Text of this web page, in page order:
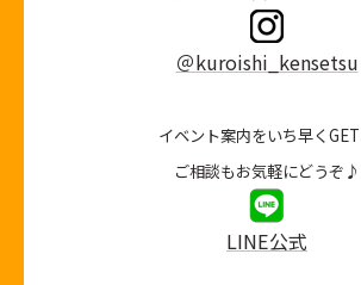
＠kuroishi_kensetsu
イベント案内をいち早くGET
ご相談もお気軽にどうぞ♪
LINE公式